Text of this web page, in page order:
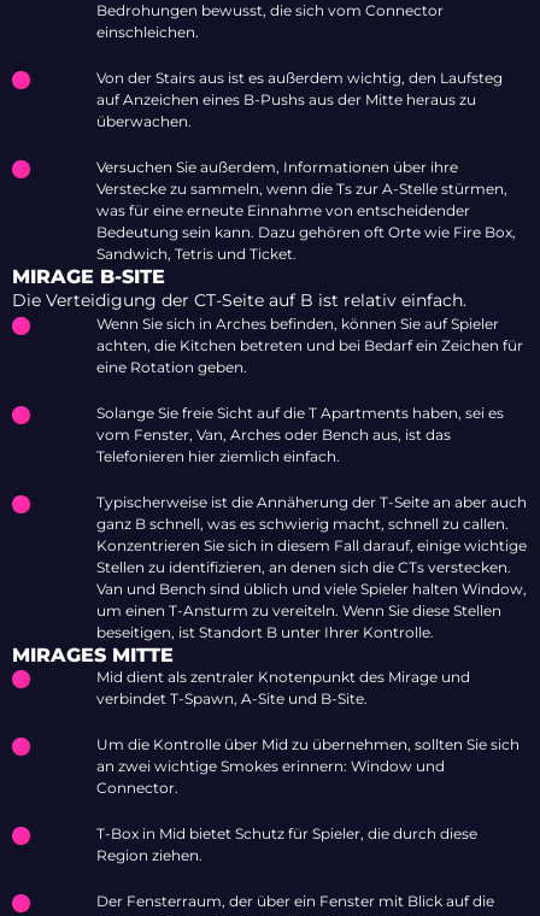
Bedrohungen bewusst, die sich vom Connector
einschleichen.
Von der Stairs aus ist es außerdem wichtig, den Laufsteg
auf Anzeichen eines B-Pushs aus der Mitte heraus zu
überwachen.
Versuchen Sie außerdem, Informationen über ihre
Verstecke zu sammeln, wenn die Ts zur A-Stelle stürmen,
was für eine erneute Einnahme von entscheidender
Bedeutung sein kann. Dazu gehören oft Orte wie Fire Box,
Sandwich, Tetris und Ticket.
MIRAGE B-SITE
Die Verteidigung der CT-Seite auf B ist relativ einfach.
Wenn Sie sich in Arches befinden, können Sie auf Spieler
achten, die Kitchen betreten und bei Bedarf ein Zeichen für
eine Rotation geben.
Solange Sie freie Sicht auf die T Apartments haben, sei es
vom Fenster, Van, Arches oder Bench aus, ist das
Telefonieren hier ziemlich einfach.
Typischerweise ist die Annäherung der T-Seite an aber auch
ganz B schnell, was es schwierig macht, schnell zu callen.
Konzentrieren Sie sich in diesem Fall darauf, einige wichtige
Stellen zu identifizieren, an denen sich die CTs verstecken.
Van und Bench sind üblich und viele Spieler halten Window,
um einen T-Ansturm zu vereiteln. Wenn Sie diese Stellen
beseitigen, ist Standort B unter Ihrer Kontrolle.
MIRAGES MITTE
Mid dient als zentraler Knotenpunkt des Mirage und
verbindet T-Spawn, A-Site und B-Site.
Um die Kontrolle über Mid zu übernehmen, sollten Sie sich
an zwei wichtige Smokes erinnern: Window und
Connector.
T-Box in Mid bietet Schutz für Spieler, die durch diese
Region ziehen.
Der Fensterraum, der über ein Fenster mit Blick auf die